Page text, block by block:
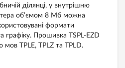
ділянці, у внутрішню
об’ємом 8 Мб можна
формати
графіку. Прошивка TSPL-EZD
мов TPLE, TPLZ та TPLD.